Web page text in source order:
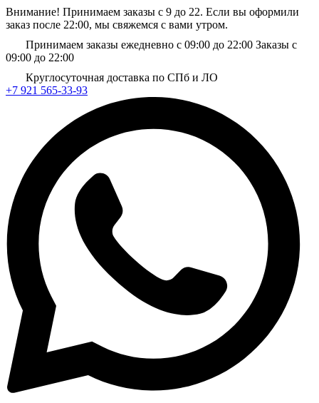
Внимание! Принимаем заказы с 9 до 22. Если вы оформили
заказ после 22:00, мы свяжемся с вами утром.
Принимаем заказы ежедневно с 09:00 до 22:00 Заказы с
09:00 до 22:00
Круглосуточная доставка по СПб и ЛО
+7 921 565-33-93